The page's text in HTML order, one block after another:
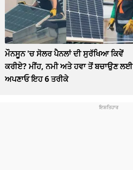
ਮੌਨਸੂਨ 'ਚ ਸੋਲਰ ਪੈਨਲਾਂ ਦੀ ਸੁਰੱਖਿਆ ਕਿਵੇਂ
ਕਰੀਏ? ਮੀਂਹ, ਨਮੀ ਅਤੇ ਹਵਾ ਤੋਂ ਬਚਾਉਣ ਲਈ
ਅਪਣਾਓ ਇਹ 6 ਤਰੀਕੇ